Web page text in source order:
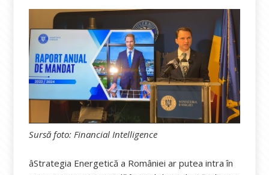
Sursă foto: Financial Intelligence
âStrategia Energetică a României ar putea intra în